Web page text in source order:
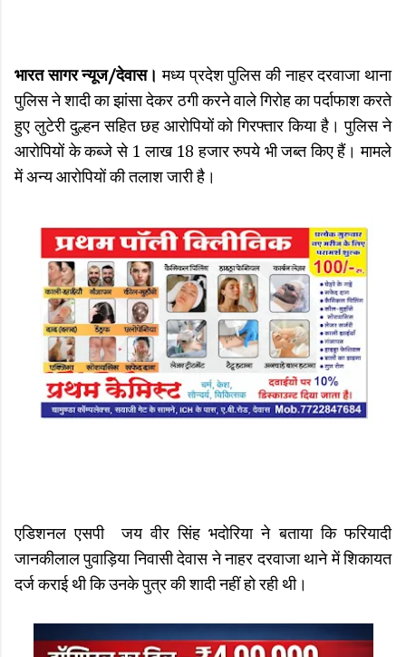
भारत सागर न्यूज/देवास।मध्य प्रदेश पुलिस की नाहर दरवाजा थाना
पुलिस ने शादी का झांसा देकर ठगी करने वाले गिरोह का पर्दाफाश करते
हुए लुटेरी दुल्हन सहित छह आरोपियों को गिरफ्तार किया है। पुलिस ने
आरोपियों के कब्जे से 1 लाख 18 हजार रुपये भी जब्त किए हैं। मामले
में अन्य आरोपियों की तलाश जारी है।
एडिशनल एसपी जय वीर सिंह भदोरिया ने बताया कि फरियादी
जानकीलाल पुवाड़िया निवासी देवास ने नाहर दरवाजा थाने में शिकायत
दर्ज कराई थी कि उनके पुत्र की शादी नहीं हो रही थी।